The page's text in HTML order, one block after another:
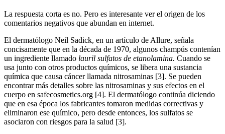
La respuesta corta es no. Pero es interesante ver el origen de los
comentarios negativos que abundan en internet.
El dermatólogo Neil Sadick, en un artículo de Allure, señala
concisamente que en la década de 1970, algunos champús contenían
un ingrediente llamado lauril sulfatos de etanolamina. Cuando se
usa junto con otros productos químicos, se libera una sustancia
química que causa cáncer llamada nitrosaminas [3]. Se pueden
encontrar más detalles sobre las nitrosaminas y sus efectos en el
cuerpo en safecosmetics.org [4]. El dermatólogo continúa diciendo
que en esa época los fabricantes tomaron medidas correctivas y
eliminaron ese químico, pero desde entonces, los sulfatos se
asociaron con riesgos para la salud [3].